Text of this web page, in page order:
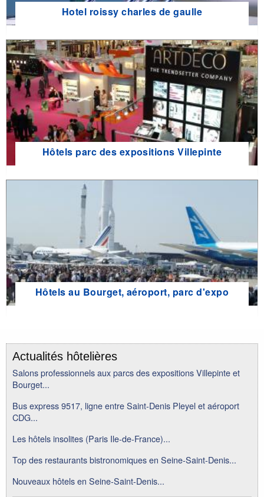
Hotel roissy charles de gaulle
Hôtels parc des expositions Villepinte
Hôtels au Bourget, aéroport, parc d'expo
Actualités hôtelières
Salons professionnels aux parcs des expositions Villepinte et
Bourget...
Bus express 9517, ligne entre Saint-Denis Pleyel et aéroport
CDG...
Les hôtels insolites (Paris Ile-de-France)...
Top des restaurants bistronomiques en Seine-Saint-Denis...
Nouveaux hôtels en Seine-Saint-Denis...